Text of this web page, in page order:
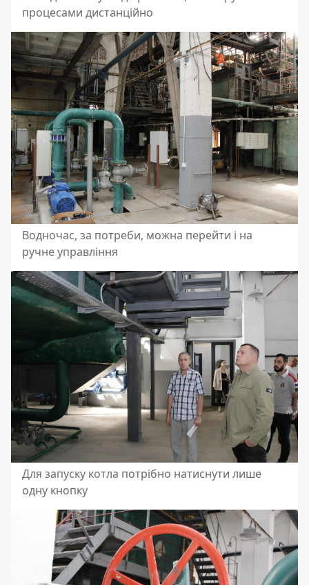
процесами дистанційно
Водночас, за потреби, можна перейти і на
ручне управління
Для запуску котла потрібно натиснути лише
одну кнопку